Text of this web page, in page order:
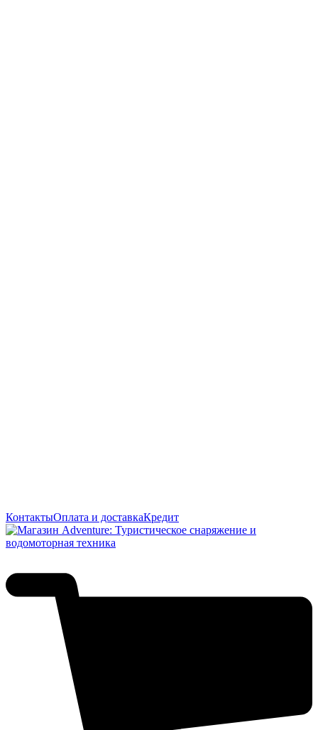
КонтактыОплата и доставкаКредит